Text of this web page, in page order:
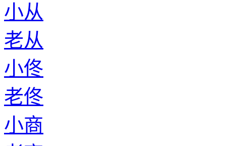
小从
老从
小佟
老佟
小商